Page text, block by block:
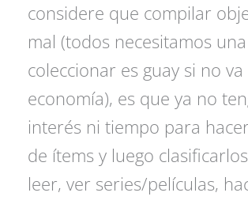
considere que compilar
mal (todos necesitamos
coleccionar es guay si no
economía), es que ya no
interés ni tiempo para
de ítems y luego
leer, ver series/películas,